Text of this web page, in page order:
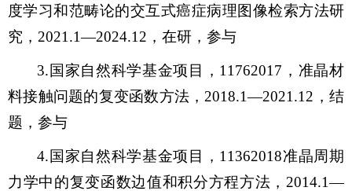
度学习和范畴论的交互式癌症病理图像检索方法研
究，2021.1—2024.12，在研，参与
3.国家自然科学基金项目，11762017，准晶材
料接触问题的复变函数方法，2018.1—2021.12，结
题，参与
4.国家自然科学基金项目，11362018准晶周期
力学中的复变函数边值和积分方程方法，2014.1—